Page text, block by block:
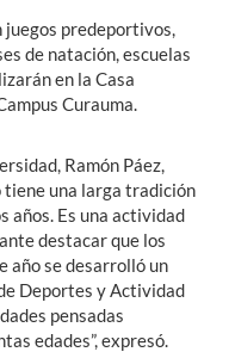
predeportivos,
de natación, escuelas
en la Casa
Curauma.
Ramón Páez,
tiene una larga tradición
años. Es una actividad
destacar que los
año se desarrolló un
Deportes y Actividad
pensadas
edades”, expresó.